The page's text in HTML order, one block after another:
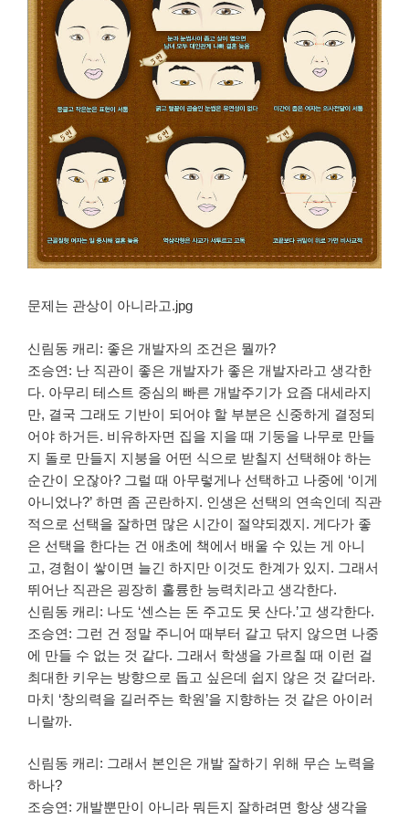
문제는 관상이 아니라고.jpg
신림동 캐리: 좋은 개발자의 조건은 뭘까?
조승연: 난 직관이 좋은 개발자가 좋은 개발자라고 생각한
다. 아무리 테스트 중심의 빠른 개발주기가 요즘 대세라지
만, 결국 그래도 기반이 되어야 할 부분은 신중하게 결정되
어야 하거든. 비유하자면 집을 지을 때 기둥을 나무로 만들
지 돌로 만들지 지붕을 어떤 식으로 받칠지 선택해야 하는
순간이 오잖아? 그럴 때 아무렇게나 선택하고 나중에 ‘이게
아니었나?’ 하면 좀 곤란하지. 인생은 선택의 연속인데 직관
적으로 선택을 잘하면 많은 시간이 절약되겠지. 게다가 좋
은 선택을 한다는 건 애초에 책에서 배울 수 있는 게 아니
고, 경험이 쌓이면 늘긴 하지만 이것도 한계가 있지. 그래서
뛰어난 직관은 굉장히 훌륭한 능력치라고 생각한다.
신림동 캐리: 나도 ‘센스는 돈 주고도 못 산다.’고 생각한다.
조승연: 그런 건 정말 주니어 때부터 갈고 닦지 않으면 나중
에 만들 수 없는 것 같다. 그래서 학생을 가르칠 때 이런 걸
최대한 키우는 방향으로 돕고 싶은데 쉽지 않은 것 같더라.
마치 ‘창의력을 길러주는 학원’을 지향하는 것 같은 아이러
니랄까.
신림동 캐리: 그래서 본인은 개발 잘하기 위해 무슨 노력을
하나?
조승연: 개발뿐만이 아니라 뭐든지 잘하려면 항상 생각을